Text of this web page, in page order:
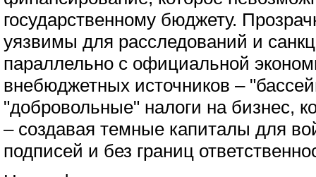
государственному бюджету.
уязвимы для расследований и
параллельно с официальной
внебюджетных источников –
"добровольные" налоги на бизнес,
– создавая темные капиталы для
подписей и без границ